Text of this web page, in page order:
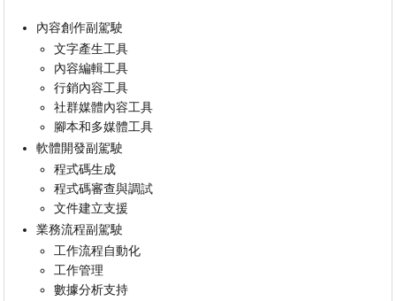
內容創作副駕駛
文字產生工具
內容編輯工具
行銷內容工具
社群媒體內容工具
腳本和多媒體工具
軟體開發副駕駛
程式碼生成
程式碼審查與調試
文件建立支援
業務流程副駕駛
工作流程自動化
工作管理
數據分析支持